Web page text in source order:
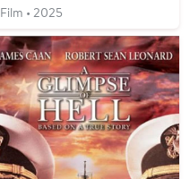
Film • 2025